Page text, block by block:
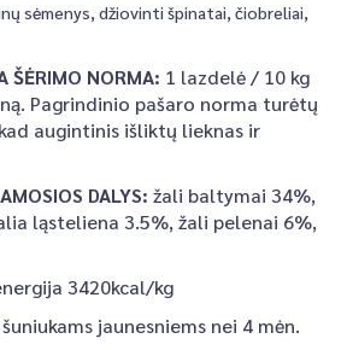
sėmenys, džiovinti špinatai, čiobreliai,
ŠĖRIMO NORMA: 1 lazdelė / 10 kg
Pagrindinio pašaro norma turėtų
augintinis išliktų lieknas ir
DALYS: žali baltymai 34%,
ląsteliena 3.5%, žali pelenai 6%,
3420kcal/kg
jaunesniems nei 4 mėn.